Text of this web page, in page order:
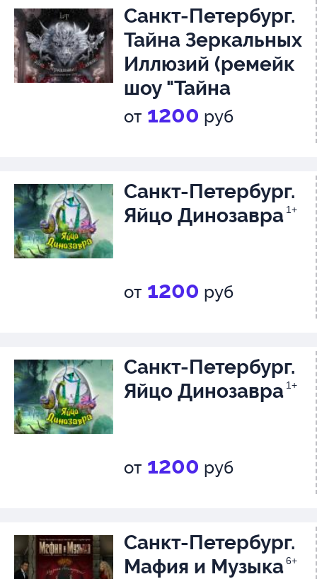
Санкт-Петербург.
Тайна Зеркальных
Иллюзий (ремейк
шоу "Тайна
Лунозавра")
от 1200 руб
Санкт-Петербург.
Яйцо Динозавра 1+
от 1200 руб
Санкт-Петербург.
Яйцо Динозавра 1+
от 1200 руб
Санкт-Петербург.
Мафия и Музыка6+